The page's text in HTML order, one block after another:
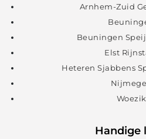
Arnhem-Zuid
Beuningen
Elst
Heteren Sjabbens
Woezik
Handige